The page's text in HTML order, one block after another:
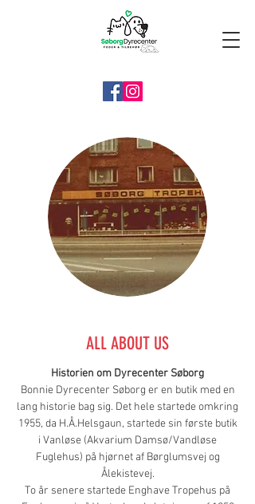
ALL ABOUT US
Historien om Dyrecenter Søborg
Bonnie Dyrecenter Søborg er en butik med en
lang historie bag sig. Det hele startede omkring
1955, da H.Å.Helsgaun, startede sin første butik
i Vanløse (Akvarium Damsø/Vandløse
Fuglehus) på hjørnet af Børglumsvej og
Ålekistevej.
To år senere startede Enghave Tropehus på